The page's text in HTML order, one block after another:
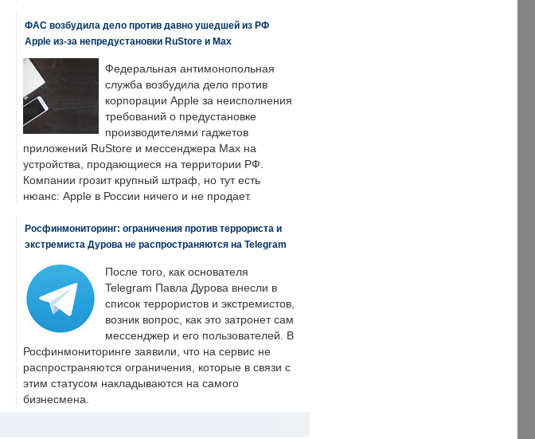
ФАС возбудила дело против давно ушедшей из РФ
Apple из-за непредустановки RuStore и Max
Федеральная антимонопольная
служба возбудила дело против
корпорации Apple за неисполнения
требований о предустановке
производителями гаджетов
приложений RuStore и мессенджера Max на
устройства, продающиеся на территории РФ.
Компании грозит крупный штраф, но тут есть
нюанс: Apple в России ничего и не продает.
Росфинмониторинг: ограничения против террориста и
экстремиста Дурова не распространяются на Telegram
После того, как основателя
Telegram Павла Дурова внесли в
список террористов и экстремистов,
возник вопрос, как это затронет сам
мессенджер и его пользователей. В
Росфинмониторинге заявили, что на сервис не
распространяются ограничения, которые в связи с
этим статусом накладываются на самого
бизнесмена.